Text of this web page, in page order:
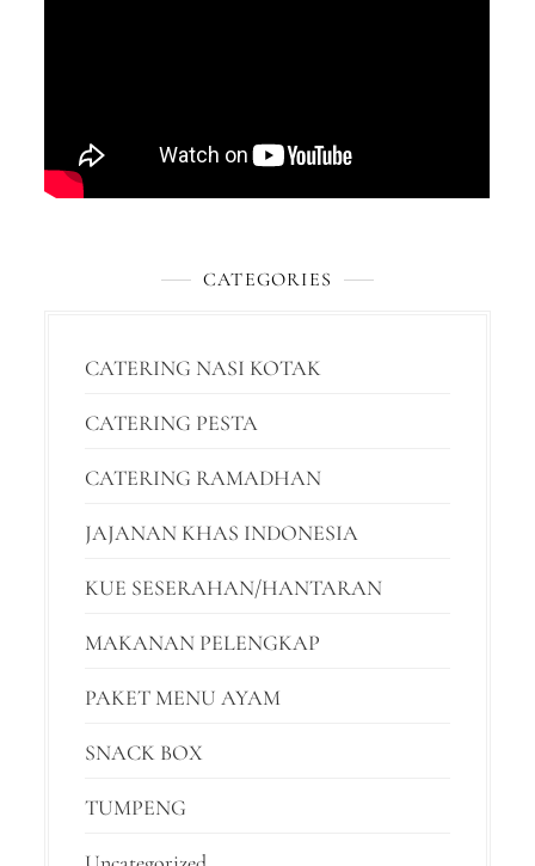
CATEGORIES
CATERING NASI KOTAK
CATERING PESTA
CATERING RAMADHAN
JAJANAN KHAS INDONESIA
KUE SESERAHAN/HANTARAN
MAKANAN PELENGKAP
PAKET MENU AYAM
SNACK BOX
TUMPENG